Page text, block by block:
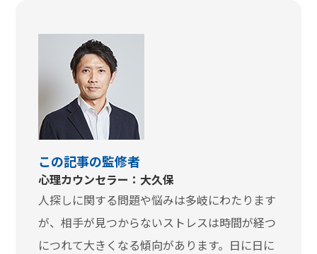
この記事の監修者
心理カウンセラー：大久保
人探しに関する問題や悩みは多岐にわたります
が、相手が見つからないストレスは時間が経つ
につれて大きくなる傾向があります。日に日に